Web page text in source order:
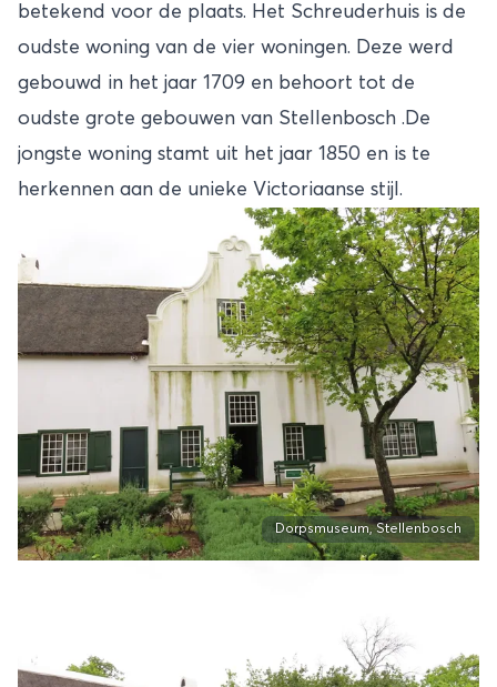
betekend voor de plaats. Het Schreuderhuis is de
oudste woning van de vier woningen. Deze werd
gebouwd in het jaar 1709 en behoort tot de
oudste grote gebouwen van Stellenbosch .De
jongste woning stamt uit het jaar 1850 en is te
herkennen aan de unieke Victoriaanse stijl.
Dorpsmuseum, Stellenbosch